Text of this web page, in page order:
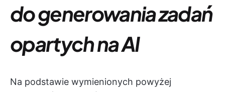
do generowania zadań
opartych na AI
Na podstawie wymienionych powyżej